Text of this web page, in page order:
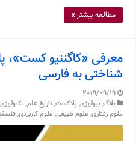
مطالعه بیشتر »
معرفی «کاگنتیو کست»،
شناختی به فارسی
2019/09/19
بلاگ,بیولوژی, پادکست, تاریخ علم, تکنولوژی
علوم رفتاری,علوم طبیعی,علوم کاربردی,